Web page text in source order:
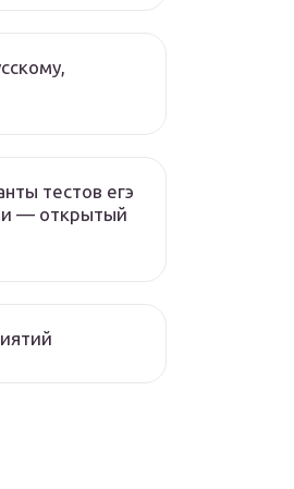
тестов егэ
— открытый